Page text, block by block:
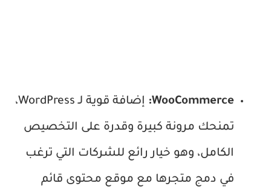
WooCommerce: إضافة قوية لـ WordPress،
تمنحك مرونة كبيرة وقدرة على التخصيص
الكامل، وهو خيار رائع للشركات التي ترغب
في دمج متجرها مع موقع محتوى قائم